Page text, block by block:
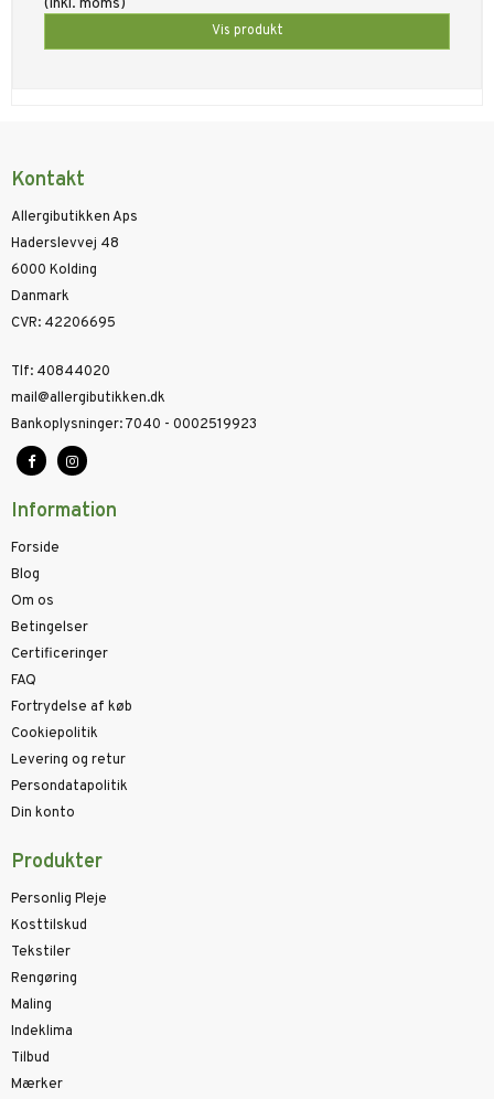
(inkl. moms)
Vis produkt
Kontakt
Allergibutikken Aps
Haderslevvej 48
6000 Kolding
Danmark
CVR: 42206695
Tlf: 40844020
mail@allergibutikken.dk
Bankoplysninger:7040 - 0002519923
Information
Forside
Blog
Om os
Betingelser
Certificeringer
FAQ
Fortrydelse af køb
Cookiepolitik
Levering og retur
Persondatapolitik
Din konto
Produkter
Personlig Pleje
Kosttilskud
Tekstiler
Rengøring
Maling
Indeklima
Tilbud
Mærker